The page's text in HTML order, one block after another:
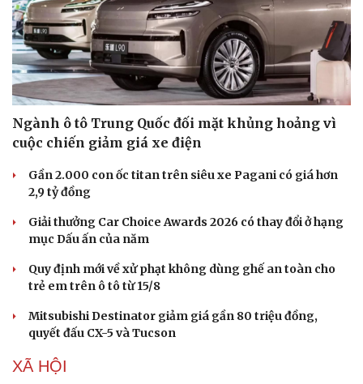
Ngành ô tô Trung Quốc đối mặt khủng hoảng vì
cuộc chiến giảm giá xe điện
Gần 2.000 con ốc titan trên siêu xe Pagani có giá hơn
2,9 tỷ đồng
Giải thưởng Car Choice Awards 2026 có thay đổi ở hạng
mục Dấu ấn của năm
Quy định mới về xử phạt không dùng ghế an toàn cho
trẻ em trên ô tô từ 15/8
Mitsubishi Destinator giảm giá gần 80 triệu đồng,
quyết đấu CX-5 và Tucson
XÃ HỘI